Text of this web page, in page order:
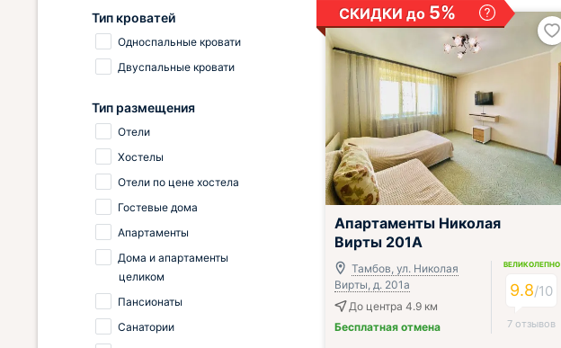
СКИДКИ до 5%
Апартаменты Николая
Вирты 201А
Тамбов, ул. Николая
Вирты, д. 201а
До центра 4.9 км
Бесплатная отмена
ВЕЛИКОЛЕПНО
9.8/10
7 отзывов
Тип кроватей
Односпальные кровати
Двуспальные кровати
Тип размещения
Отели
Хостелы
Отели по цене хостела
Гостевые дома
Апартаменты
Дома и апартаменты
целиком
Пансионаты
Санатории